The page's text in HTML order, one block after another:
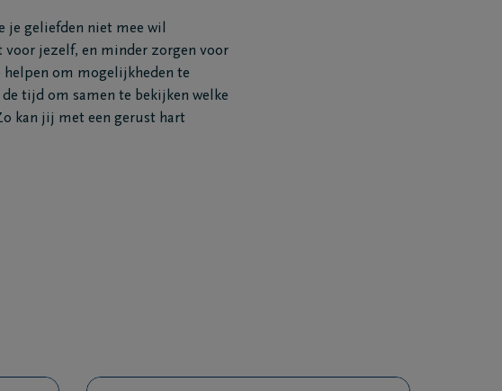
je geliefden niet mee wil
voor jezelf, en minder zorgen voor
helpen om mogelijkheden te
tijd om samen te bekijken welke
kan jij met een gerust hart